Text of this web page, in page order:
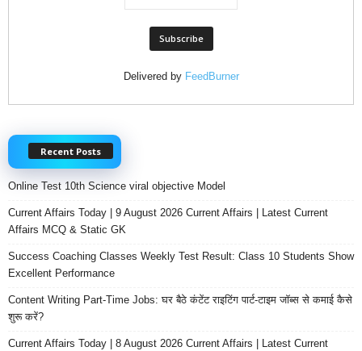
Delivered by FeedBurner
Recent Posts
Online Test 10th Science viral objective Model
Current Affairs Today | 9 August 2026 Current Affairs | Latest Current
Affairs MCQ & Static GK
Success Coaching Classes Weekly Test Result: Class 10 Students Show
Excellent Performance
Content Writing Part-Time Jobs: घर बैठे कंटेंट राइटिंग पार्ट-टाइम जॉब्स से कमाई कैसे
शुरू करें?
Current Affairs Today | 8 August 2026 Current Affairs | Latest Current